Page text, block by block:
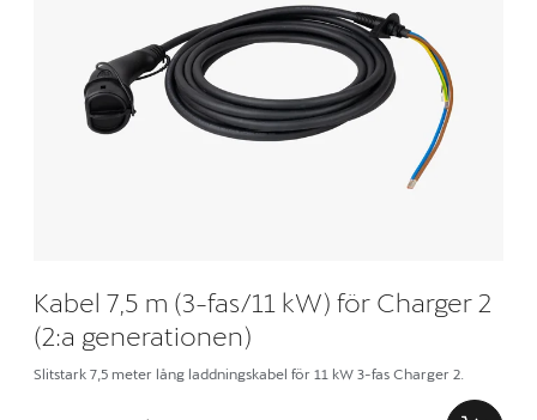
Kabel 7,5 m (3-fas/11 kW) för Charger 2
(2:a generationen)
Slitstark 7,5 meter lång laddningskabel för 11 kW 3-fas Charger 2.